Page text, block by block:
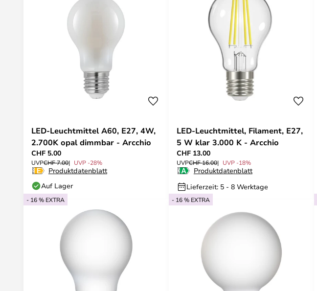
LED-Leuchtmittel A60, E27, 4W,
2.700K opal dimmbar - Arcchio
CHF 5.00
UVPCHF 7.00 UVP -28%
Produktdatenblatt
Auf Lager
LED-Leuchtmittel, Filament, E27,
5 W klar 3.000 K - Arcchio
CHF 13.00
UVPCHF 16.00 UVP -18%
Produktdatenblatt
Lieferzeit: 5 - 8 Werktage
- 16 % EXTRA - 16 % EXTRA